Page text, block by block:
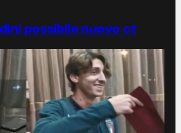
possibile nuovo ct